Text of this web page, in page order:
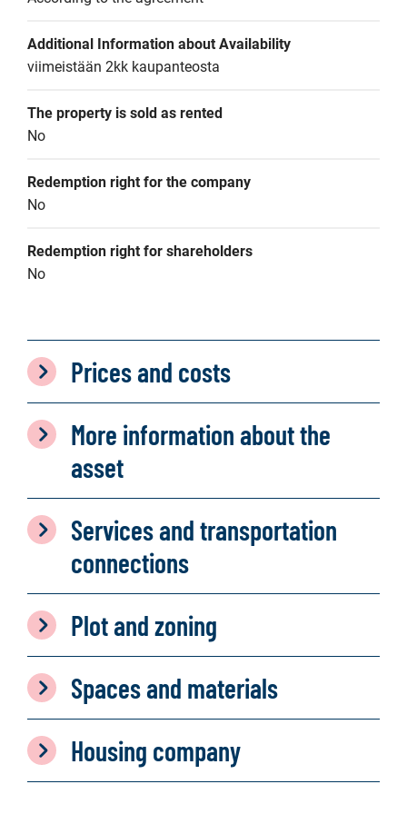
Additional Information about Availability
viimeistään 2kk kaupanteosta
The property is sold as rented
No
Redemption right for the company
No
Redemption right for shareholders
No
Prices and costs
More information about the
asset
Services and transportation
connections
Plot and zoning
Spaces and materials
Housing company